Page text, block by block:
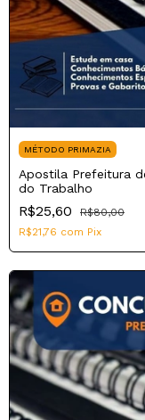
MÉTODO PRIMAZIA
Apostila Prefeitura
do Trabalho
R$25,60
R$80,00
R$21,76 com Pix